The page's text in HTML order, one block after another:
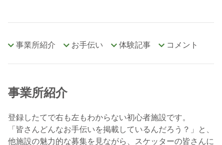
事業所紹介 お手伝い 体験記事 コメント
事業所紹介
登録したてで右も左もわからない初心者施設です。
「皆さんどんなお手伝いを掲載しているんだろう？」と、
他施設の魅力的な募集を見ながら、スケッターの皆さんに